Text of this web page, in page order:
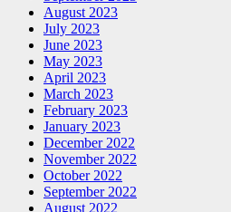
August 2023
July 2023
June 2023
May 2023
April 2023
March 2023
February 2023
January 2023
December 2022
November 2022
October 2022
September 2022
August 2022